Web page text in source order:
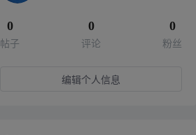
0
帖子
0
评论
0
粉丝
编辑个人信息